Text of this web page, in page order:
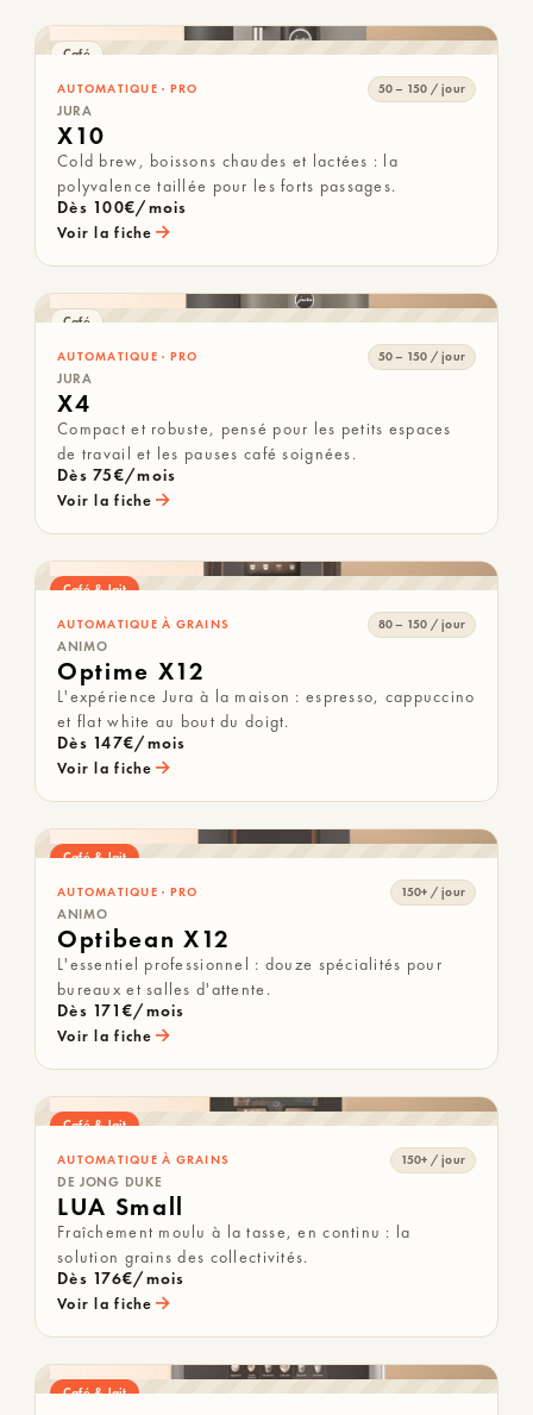
Café
AUTOMATIQUE · PRO 50 – 150 / jour
JURA
X10
Cold brew, boissons chaudes et lactées : la
polyvalence taillée pour les forts passages.
Dès 100€/mois
Voir la fiche →
Café
AUTOMATIQUE · PRO 50 – 150 / jour
JURA
X4
Compact et robuste, pensé pour les petits espaces
de travail et les pauses café soignées.
Dès 75€/mois
Voir la fiche →
Café & lait
AUTOMATIQUE À GRAINS 80 – 150 / jour
ANIMO
Optime X12
L'expérience Jura à la maison : espresso, cappuccino
et flat white au bout du doigt.
Dès 147€/mois
Voir la fiche →
Café & lait
AUTOMATIQUE · PRO 150+ / jour
ANIMO
Optibean X12
L'essentiel professionnel : douze spécialités pour
bureaux et salles d'attente.
Dès 171€/mois
Voir la fiche →
Café & lait
AUTOMATIQUE À GRAINS 150+ / jour
DE JONG DUKE
LUA Small
Fraîchement moulu à la tasse, en continu : la
solution grains des collectivités.
Dès 176€/mois
Voir la fiche →
Café & lait